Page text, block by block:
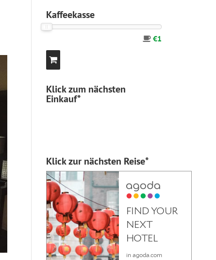
Kaffeekasse
€1
Klick zum nächsten
Einkauf*
Klick zur nächsten Reise*